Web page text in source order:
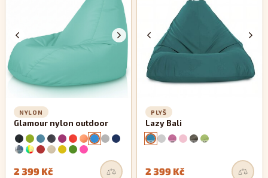
NYLON
Glamour nylon outdoor
2 399 Kč
PLYŠ
Lazy Bali
2 399 Kč